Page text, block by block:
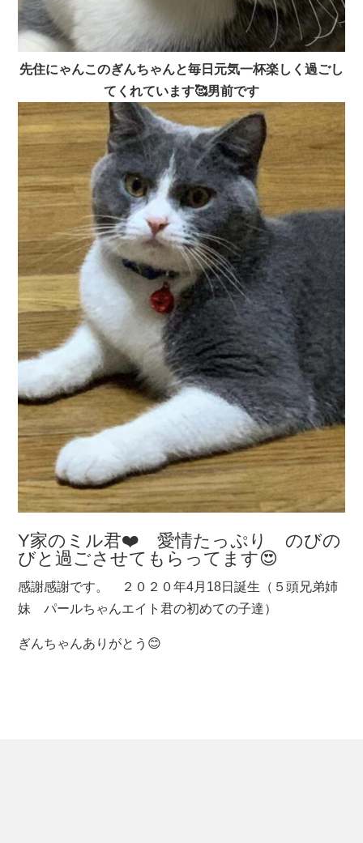
先住にゃんこのぎんちゃんと毎日元気一杯楽しく過ごし
てくれています🥰男前です
Y家のミル君❤️ 愛情たっぷり のびの
びと過ごさせてもらってます😍
感謝感謝です。 ２０２０年4月18日誕生（５頭兄弟姉
妹 パールちゃんエイト君の初めての子達）
ぎんちゃんありがとう😊